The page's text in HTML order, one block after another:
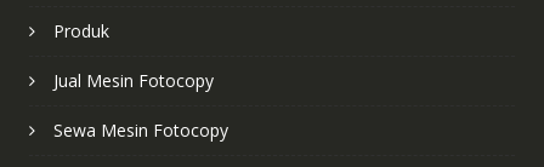
Produk
Jual Mesin Fotocopy
Sewa Mesin Fotocopy